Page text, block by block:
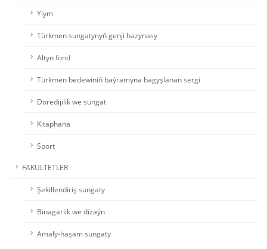
Ylym
Türkmen sungatynyň genji hazynasy
Altyn fond
Türkmen bedewiniň baýramyna bagyşlanan sergi
Döredijilik we sungat
Kitaphana
Sport
FAKULTETLER
Şekillendiriş sungaty
Binagärlik we dizaýn
Amaly-haşam sungaty